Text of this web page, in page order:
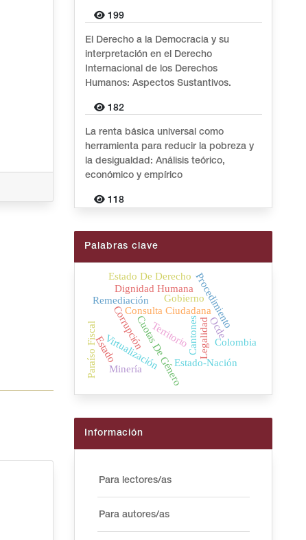
199
El Derecho a la Democracia y su
interpretación en el Derecho
Internacional de los Derechos
Humanos: Aspectos Sustantivos.
182
La renta básica universal como
herramienta para reducir la pobreza y
la desigualdad: Análisis teórico,
económico y empírico
118
Palabras clave
Cuotas De Género
Territorio
Procedimiento
Virtualización
Consulta Ciudadana
Corrupción Cantones
Estado Estado-Nación
Gobierno
Ocde
Paraíso Fiscal
Dignidad Humana
Legalidad
Estado De Derecho
Colombia
Minería
Remediación
Información
Para lectores/as
Para autores/as